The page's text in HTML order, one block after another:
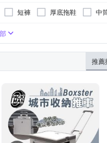
US6.5 US7 US7.5
EU43
短褲 厚底拖鞋 中
漁夫帽
帽 壓力褲/緊身褲 帽T
依吊
多功能重量訓練
/ 按摩球
健腹輪 / 健美輪 呼拉
燈架/燈勾 其他露營週邊
聚酯纖維
推薦